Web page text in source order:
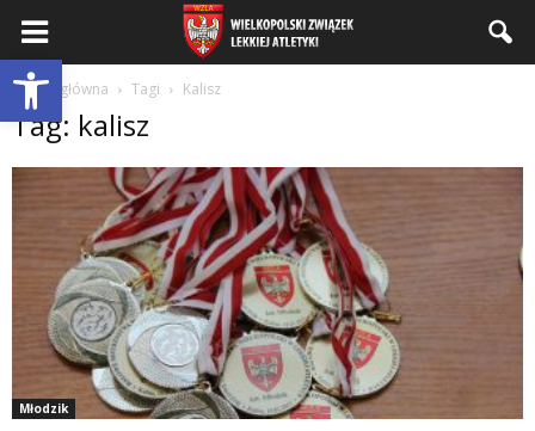
Otwórz pasek narzędzi
Wielkopolski
Związek
Atletyki
Strona główna Tagi Kalisz
Tag: kalisz
Młodzik